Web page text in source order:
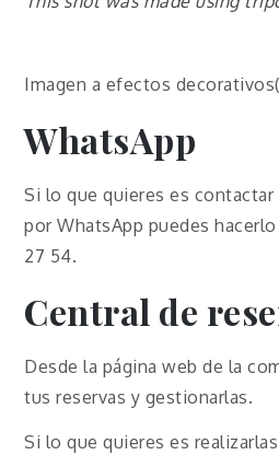
Imagen a efectos
WhatsApp
Si lo que quieres es
por WhatsApp puedes
27 54.
Central de
Desde la página web de la
tus reservas y gestionarlas.
Si lo que quieres es